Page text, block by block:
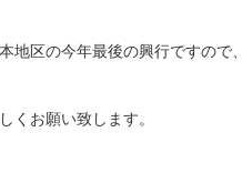
地区の今年最後の興行ですので
くお願い致します。